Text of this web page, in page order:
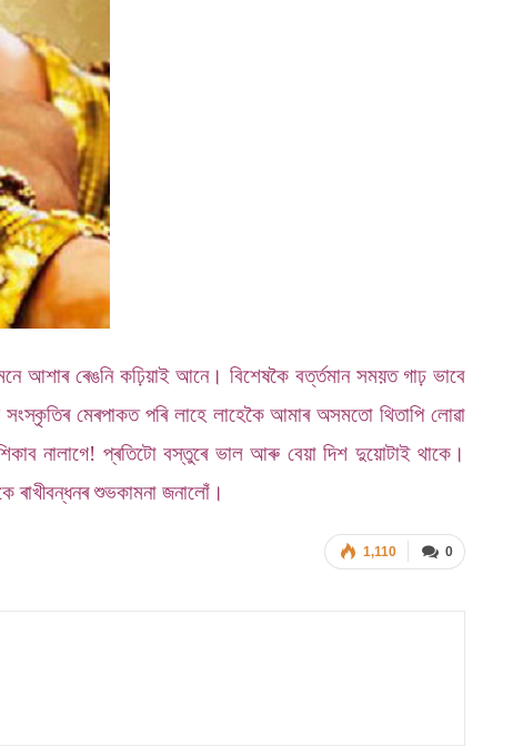
আশাৰ ৰেঙনি কঢ়িয়াই আনে। বিশেষকৈ বৰ্ত্তমান সময়ত গাঢ় ভাবে
মেৰপাকত পৰি লাহে লাহেকৈ আমাৰ অসমতো থিতাপি লোৱা
নালাগে! প্ৰতিটো বস্তুৰে ভাল আৰু বেয়া দিশ দুয়োটাই থাকে।
শুভকামনা জনালোঁ।
0
1,110